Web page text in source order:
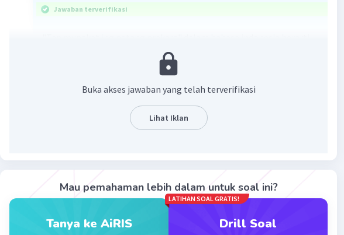
Jawaban terverifikasi
"tidak sepakat dalam empat hal". Ungkapan ini menggambarkan
situasi dimana terdapat ketidaksepakatan dalam empat aspek
1. Rasa (perasaan),
2. Pikiran (cara berpikir),
dalam suatu hubungan atau kerjasama.
Balas
Buka akses jawaban yang telah terverifikasi
Lihat Iklan
Mau pemahaman lebih dalam untuk soal ini?
Tanya ke AiRIS
LATIHAN SOAL GRATIS!
Drill Soal